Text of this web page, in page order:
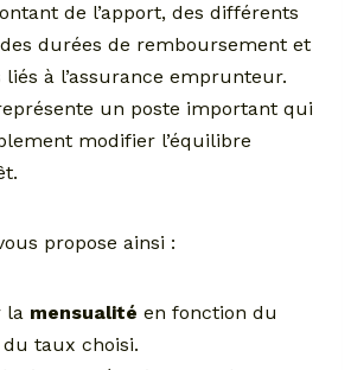
de l’apport, des différents
durées de remboursement et
à l’assurance emprunteur.
un poste important qui
modifier l’équilibre
propose ainsi :
la mensualité en fonction du
taux choisi.